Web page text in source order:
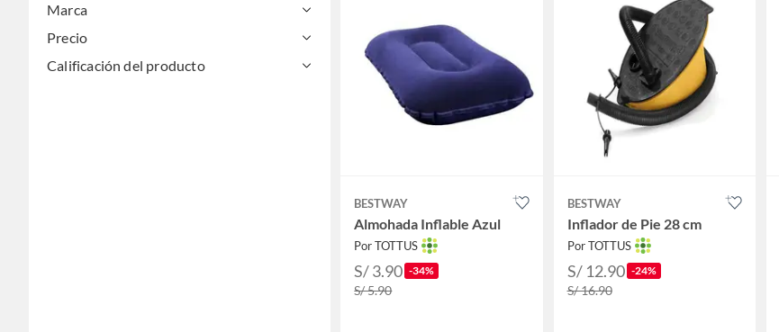
Marca
Precio
Calificación del producto
BESTWAY
Almohada Inflable Azul
Por TOTTUS
S/ 3.90 -34%
S/ 5.90
BESTWAY
Inflador de Pie 28 cm
Por TOTTUS
S/ 12.90 -24%
S/ 16.90